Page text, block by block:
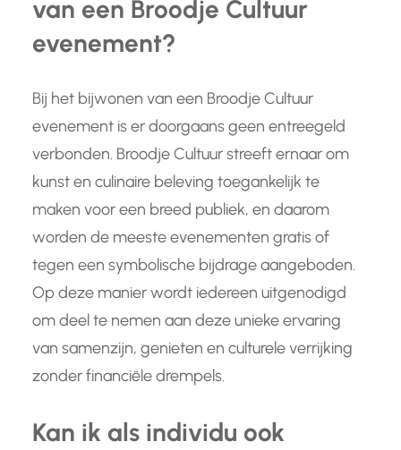
van een Broodje Cultuur
evenement?
Bij het bijwonen van een Broodje Cultuur
evenement is er doorgaans geen entreegeld
verbonden. Broodje Cultuur streeft ernaar om
kunst en culinaire beleving toegankelijk te
maken voor een breed publiek, en daarom
worden de meeste evenementen gratis of
tegen een symbolische bijdrage aangeboden.
Op deze manier wordt iedereen uitgenodigd
om deel te nemen aan deze unieke ervaring
van samenzijn, genieten en culturele verrijking
zonder financiële drempels.
Kan ik als individu ook